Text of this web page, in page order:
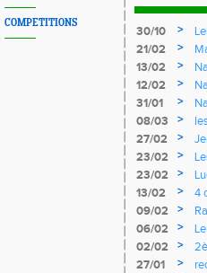
COMPETITIONS
30/10 >
21/02 >
13/02 >
12/02
>
31/01 >
08/03 >
27/02
>
23/02 >
23/02
>
13/02 >
4
09/02
>
06/02
>
02/02 >
27/01 >